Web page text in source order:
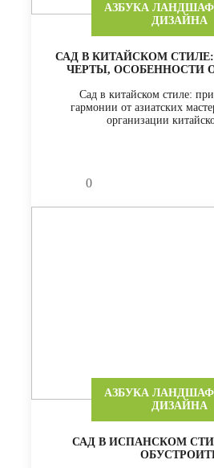
АЗБУКА
ДИЗАЙНА
САД В КИТАЙСКОМ
ЧЕРТЫ, ОСОБЕННОСТИ
Сад в китайском стиле:
гармонии от азиатских
организации
0
АЗБУКА
ДИЗАЙНА
САД В ИСПАНСКОМ